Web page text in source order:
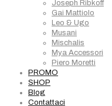
Joseph Ribkoff
Gai Mattiolo
Leo & Ugo
Musani
Mischalis
Mya Accessori
Piero Moretti
PROMO
SHOP
Blog
Contattaci